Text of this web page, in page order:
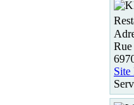
Rue
Site